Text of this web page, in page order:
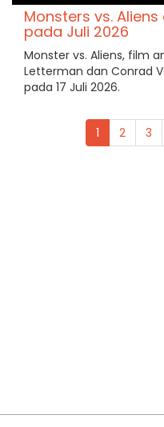
Monsters vs.
pada Juli 2026
Monster vs. Aliens, film
Letterman dan Conrad
pada 17 Juli 2026.
1 2 3